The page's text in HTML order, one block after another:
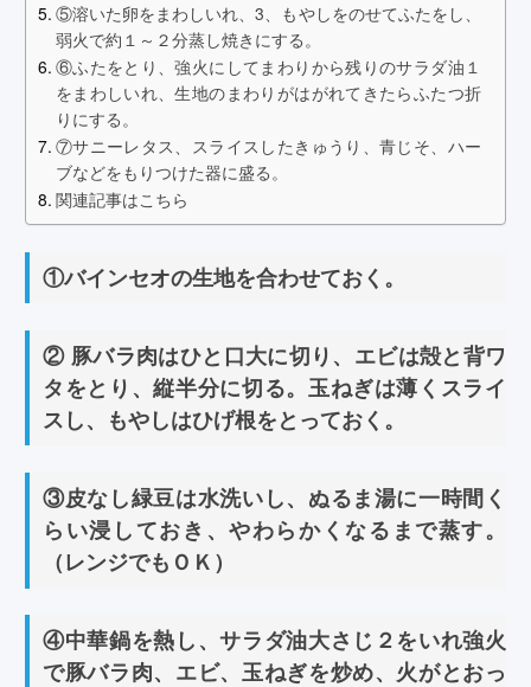
⑤溶いた卵をまわしいれ、3、もやしをのせてふたをし、
弱火で約１～２分蒸し焼きにする。
⑥ふたをとり、強火にしてまわりから残りのサラダ油１
をまわしいれ、生地のまわりがはがれてきたらふたつ折
りにする。
⑦サニーレタス、スライスしたきゅうり、青じそ、ハー
ブなどをもりつけた器に盛る。
関連記事はこちら
①バインセオの生地を合わせておく。
② 豚バラ肉はひと口大に切り、エビは殻と背ワ
タをとり、縦半分に切る。玉ねぎは薄くスライ
スし、もやしはひげ根をとっておく。
③皮なし緑豆は水洗いし、ぬるま湯に一時間く
らい浸しておき、やわらかくなるまで蒸す。
（レンジでもＯＫ）
④中華鍋を熱し、サラダ油大さじ２をいれ強火
で豚バラ肉、エビ、玉ねぎを炒め、火がとおっ